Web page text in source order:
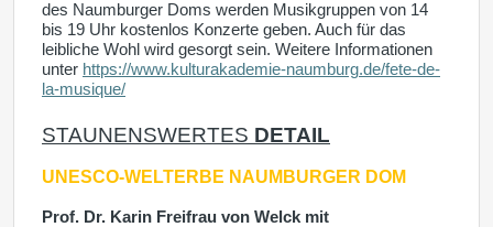
des Naumburger Doms werden Musikgruppen von 14
bis 19 Uhr kostenlos Konzerte geben. Auch für das
leibliche Wohl wird gesorgt sein. Weitere Informationen
unter https://www.kulturakademie-naumburg.de/fete-de-
la-musique/
STAUNENSWERTES DETAIL
UNESCO-WELTERBE NAUMBURGER DOM
Prof. Dr. Karin Freifrau von Welck mit